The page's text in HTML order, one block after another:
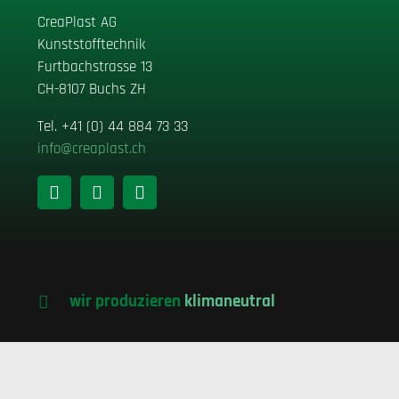
CreaPlast AG
Kunststofftechnik
Furtbachstrasse 13
CH-8107 Buchs ZH
Tel. +41 (0) 44 884 73 33
info@creaplast.ch
wir produzieren klimaneutral